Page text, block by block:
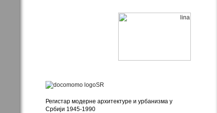
Регистар модерне архитектуре и урбанизма у
Србији 1945-1990